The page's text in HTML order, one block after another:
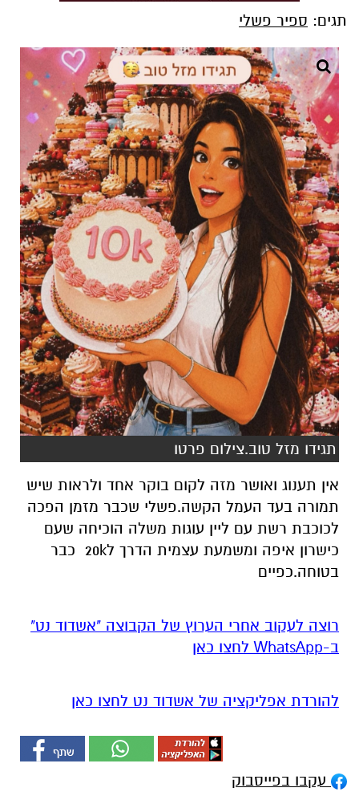
תגים: ספיר פשלי
תגידו מזל טוב.צילום פרטו
אין תענוג ואושר מזה לקום בוקר אחד ולראות שיש
תמורה בעד העמל הקשה.פשלי שכבר מזמן הפכה
לכוכבת רשת עם ליין עוגות משלה הוכיחה שעם
כישרון איפה ומשמעת עצמית הדרך ל20k כבר
בטוחה.כפיים
רוצה לעקוב אחרי הערוץ של הקבוצה "אשדוד נט"
ב-WhatsApp לחצו כאן
להורדת אפליקציה של אשדוד נט לחצו כאן
עקבו בפייסבוק